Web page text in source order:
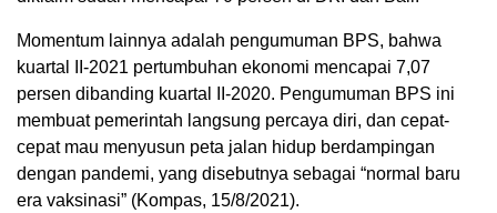
Momentum lainnya adalah pengumuman BPS, bahwa
kuartal II-2021 pertumbuhan ekonomi mencapai 7,07
persen dibanding kuartal II-2020. Pengumuman BPS ini
membuat pemerintah langsung percaya diri, dan cepat-
cepat mau menyusun peta jalan hidup berdampingan
dengan pandemi, yang disebutnya sebagai “normal baru
era vaksinasi” (Kompas, 15/8/2021).